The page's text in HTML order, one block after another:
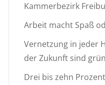
Kammerbezirk
Arbeit macht Spaß
Vernetzung in jeder
der Zukunft sind
Drei bis zehn